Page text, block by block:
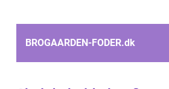
BROGAARDEN-FODER.dk